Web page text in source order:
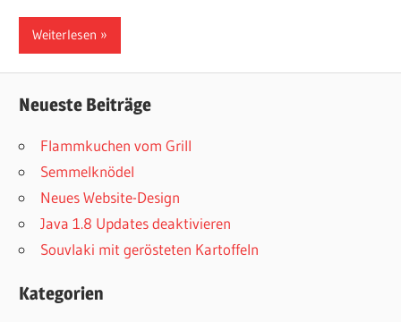
Weiterlesen
Neueste Beiträge
Flammkuchen vom Grill
Semmelknödel
Neues Website-Design
Java 1.8 Updates deaktivieren
Souvlaki mit gerösteten Kartoffeln
Kategorien